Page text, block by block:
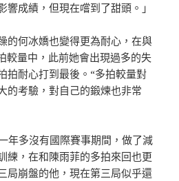
響成績，但現在嚐到了甜頭。」
的何冰嬌也變得更為耐心，在與
較量中，此前她會出現過多的失
拍耐心打到最後。“多拍較量對
的考驗，對自己的鍛煉也非常
年多沒有國際賽事期間，做了減
練，在和陳雨菲的多拍來回也更
局崩盤的他，現在第三局似乎還